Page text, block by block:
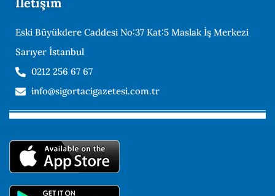
Eski Büyükdere Caddesi No:37 Kat:5 Maslak İş Merkezi
Sarıyer İstanbul
0212 256 67 67
info@sigortacigazetesi.com.tr